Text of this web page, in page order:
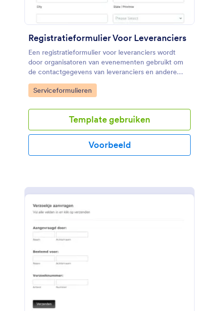
Registratieformulier Voor Leveranciers
Een registratieformulier voor leveranciers wordt
door organisatoren van evenementen gebruikt om
de contactgegevens van leveranciers en andere
dienstverleners te verzamelen. Met dit
overzichtelijke registratieformulier kan je bedrijf
evenement, festival of conferentie registreren. Met
deze template kun je de belangrijkste informatie,
zoals naam, e-mailadres, het bedrijf van de
leverancier en meer verzamelen. Je kunt het
registratieformulier voor leveranciers eenvoudig op
de kleuren aanpassen, je logo uploaden of meer
die je nodig hebt. Daarnaast kun je de
opslaan door je formulier met meer dan 100
populaire apps, waaronder Google Drive, Dropbox,
AppExchange) te synchroniseren. Als je wijzigingen
in de informatie wilt bijhouden, kun je de functie
voor het bijhouden van de geschiedenis gebruiken
om een opmerkingenveld onderaan het formulier
registratieformulier voor leveranciers te maken, kun
Go to Category:
Serviceformulieren
Template gebruiken
Voorbeeld